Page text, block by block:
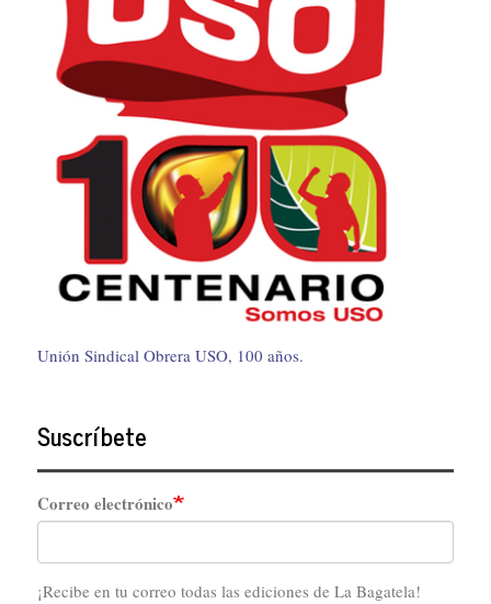
Unión Sindical Obrera USO, 100 años.
Suscríbete
Correo electrónico
¡Recibe en tu correo todas las ediciones de La Bagatela!